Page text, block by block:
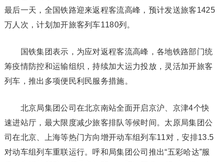
最后一天，全国铁路迎来返程客流高峰，预计发送旅客1425
万人次，计划加开旅客列车1180列。
国铁集团表示，为应对返程客流高峰，各地铁路部门统
筹疫情防控和运输组织，持续加大运力投放，灵活加开旅客
列车，推出多项便民利民服务措施。
北京局集团公司在北京南站全面开启京沪、京津4个快
速进站厅，最大限度减少旅客排队等候时间。太原局集团公
司在北京、上海等热门方向增开动车组列车11对，安排13.5
对动车组列车重联运行。呼和局集团公司推出“五彩哈达”服